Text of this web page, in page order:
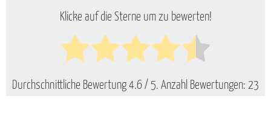
Klicke auf die Sterne um zu bewerten!
Durchschnittliche Bewertung 4.6 / 5. Anzahl Bewertungen: 23